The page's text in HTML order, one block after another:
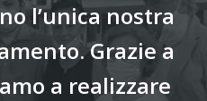
l’unica nostra
Grazie a
a realizzare